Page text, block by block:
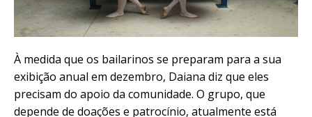
À medida que os bailarinos se preparam para a sua
exibição anual em dezembro, Daiana diz que eles
precisam do apoio da comunidade. O grupo, que
depende de doações e patrocínio, atualmente está